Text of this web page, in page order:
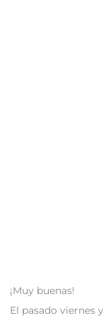
¡Muy buenas!
El pasado viernes